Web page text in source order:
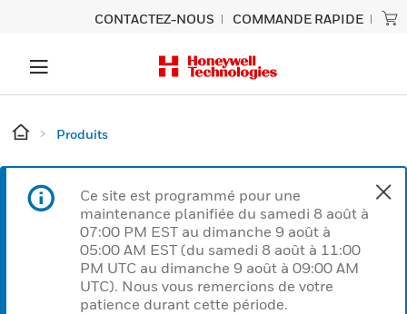
CONTACTEZ-NOUS COMMANDE RAPIDE
Produits
Ce site est programmé pour une
maintenance planifiée du samedi 8 août à
07:00 PM EST au dimanche 9 août à
05:00 AM EST (du samedi 8 août à 11:00
PM UTC au dimanche 9 août à 09:00 AM
UTC). Nous vous remercions de votre
patience durant cette période.